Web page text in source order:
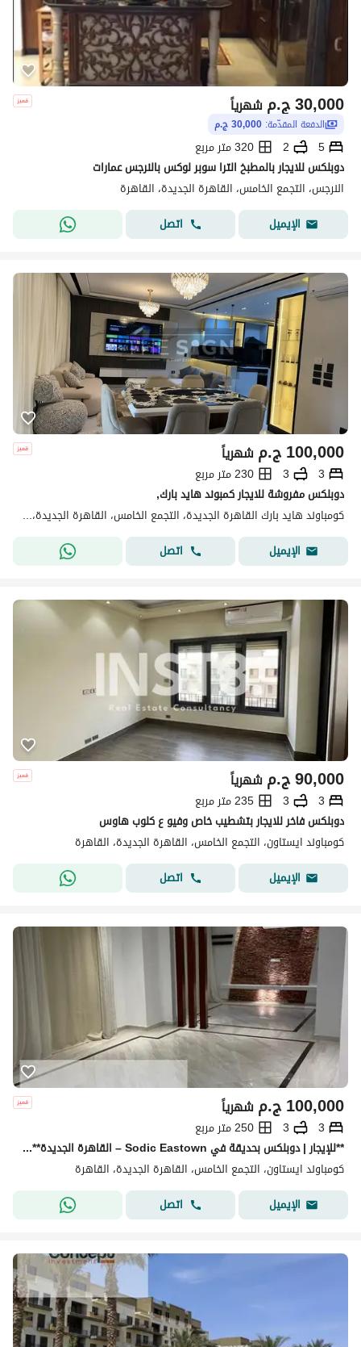
ج.م30,000 شهرياً
الدفعة المقدّمة: 30,000 ج.م
5
2
320 متر مربع
دوبلكس للايجار بالمطبخ الترا سوبر لوكس بالنرجس عمارات
النرجس، التجمع الخامس، القاهرة الجديدة، القاهرة
الإيميل
اتصل
ج.م100,000 شهرياً
3
3
230 متر مربع
دوبلكس مفروشة للايجار كمبوند هايد بارك,
كومباوند هايد بارك القاهرة الجديدة، التجمع الخامس، القاهرة الجديدة، القاهرة
الإيميل
اتصل
ج.م90,000 شهرياً
3
3
235 متر مربع
دوبلكس فاخر للايجار بتشطيب خاص وفيو ع كلوب هاوس
كومباوند ايستاون، التجمع الخامس، القاهرة الجديدة، القاهرة
الإيميل
اتصل
ج.م100,000 شهرياً
3
3
250 متر مربع
**للإيجار | دوبلكس بحديقة في Sodic Eastown – القاهرة الجديدة** استمتع بأسلوب حياة راقٍ داخل **Sodic Eastown**، أحد أكثر المجتمعات السكنية تميزًا
كومباوند ايستاون، التجمع الخامس، القاهرة الجديدة، القاهرة
الإيميل
اتصل